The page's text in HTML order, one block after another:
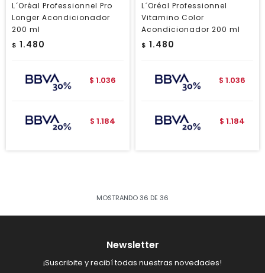
L´Oréal Professionnel Pro
Longer Acondicionador
200 ml
$ 1.480
$ 1.036
$ 1.184
L´Oréal Professionnel
Vitamino Color
Acondicionador 200 ml
$ 1.480
$ 1.036
$ 1.184
MOSTRANDO36 DE 36
Newsletter
¡Suscribite y recibí todas nuestras novedades!